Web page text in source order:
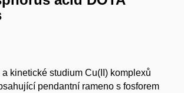
kinetické studium Cu(II) komplexů
pendantní rameno s fosforem